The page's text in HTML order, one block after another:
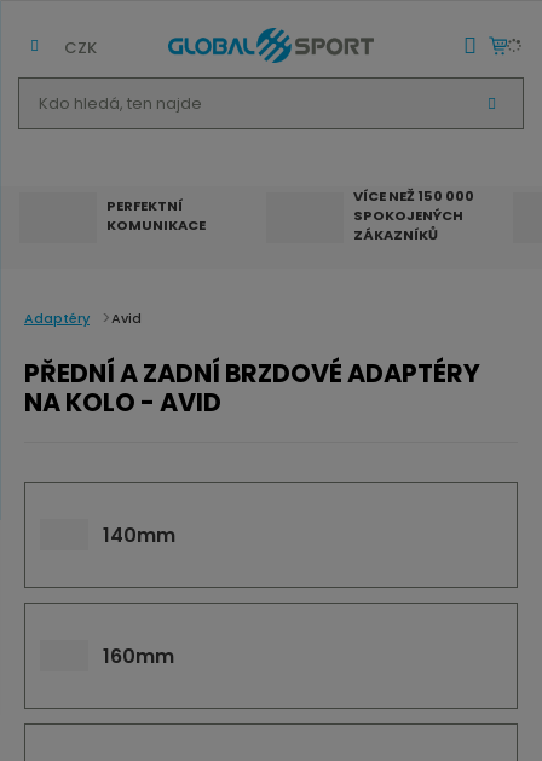
d
á
t
e
n
d
V
Y
CZK
PERFEKTNÍ
KOMUNIKACE
VÍCE NEŽ 150 000
SPOKOJENÝCH
ZÁKAZNÍKŮ
Adaptéry Avid
PŘEDNÍ A ZADNÍ BRZDOVÉ ADAPTÉRY
NA KOLO - AVID
140mm
160mm